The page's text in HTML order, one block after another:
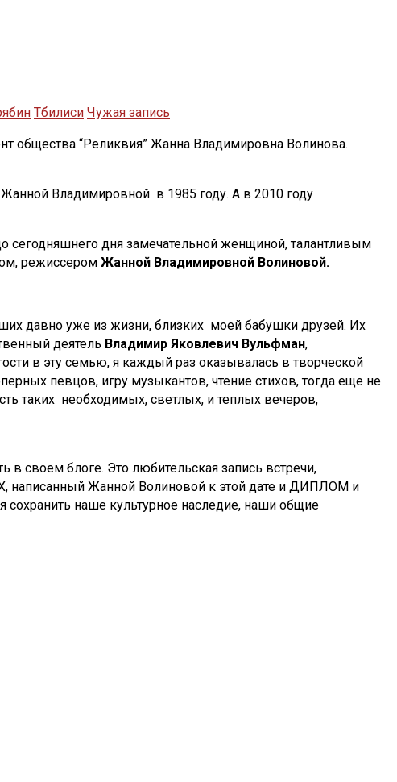
Тбилиси Чужая запись
общества “Реликвия” Жанна Владимировна Волинова.
Жанной Владимировной в 1985 году. А в 2010 году
сегодняшнего дня замечательной женщиной, талантливым
режиссером Жанной Владимировной Волиновой.
давно уже из жизни, близких моей бабушки друзей. Их
деятель Владимир Яковлевич Вульфман,
в эту семью, я каждый раз оказывалась в творческой
певцов, игру музыкантов, чтение стихов, тогда еще не
таких необходимых, светлых, и теплых вечеров,
своем блоге. Это любительская запись встречи,
написанный Жанной Волиновой к этой дате и ДИПЛОМ и
наше культурное наследие, наши общие